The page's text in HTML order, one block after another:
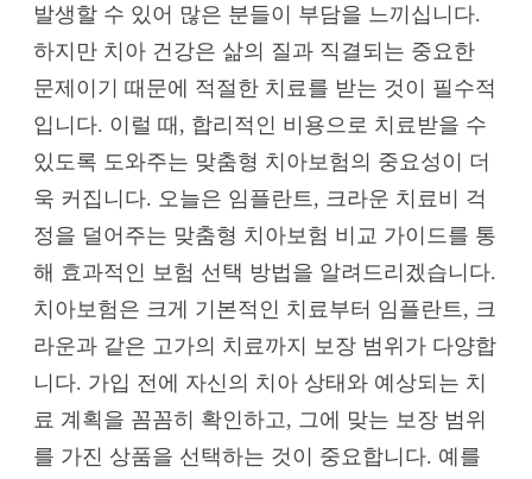
발생할 수 있어 많은 분들이 부담을 느끼십니다.
하지만 치아 건강은 삶의 질과 직결되는 중요한
문제이기 때문에 적절한 치료를 받는 것이 필수적
입니다. 이럴 때, 합리적인 비용으로 치료받을 수
있도록 도와주는 맞춤형 치아보험의 중요성이 더
욱 커집니다. 오늘은 임플란트, 크라운 치료비 걱
정을 덜어주는 맞춤형 치아보험 비교 가이드를 통
해 효과적인 보험 선택 방법을 알려드리겠습니다.
치아보험은 크게 기본적인 치료부터 임플란트, 크
라운과 같은 고가의 치료까지 보장 범위가 다양합
니다. 가입 전에 자신의 치아 상태와 예상되는 치
료 계획을 꼼꼼히 확인하고, 그에 맞는 보장 범위
를 가진 상품을 선택하는 것이 중요합니다. 예를